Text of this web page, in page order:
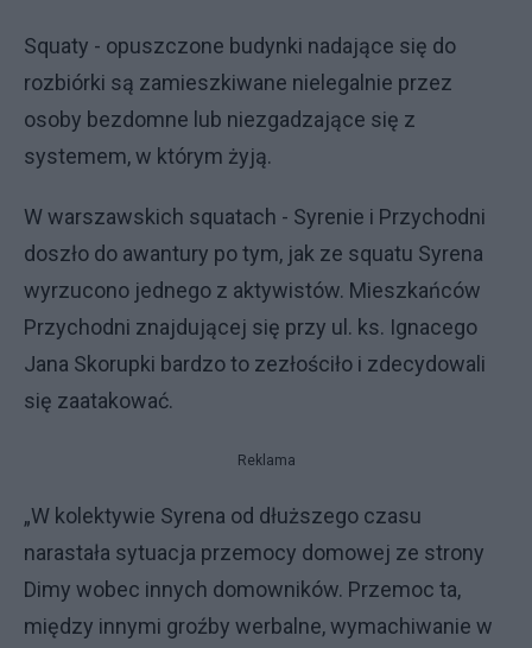
Squaty - opuszczone budynki nadające się do
rozbiórki są zamieszkiwane nielegalnie przez
osoby bezdomne lub niezgadzające się z
systemem, w którym żyją.
W warszawskich squatach - Syrenie i Przychodni
doszło do awantury po tym, jak ze squatu Syrena
wyrzucono jednego z aktywistów. Mieszkańców
Przychodni znajdującej się przy ul. ks. Ignacego
Jana Skorupki bardzo to zezłościło i zdecydowali
się zaatakować.
Reklama
„W kolektywie Syrena od dłuższego czasu
narastała sytuacja przemocy domowej ze strony
Dimy wobec innych domowników. Przemoc ta,
między innymi groźby werbalne, wymachiwanie w